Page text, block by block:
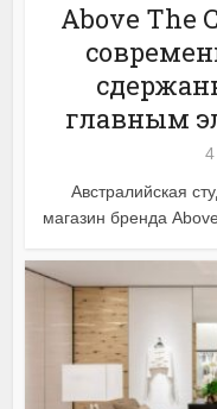
Above The
главным
Австралийская
магазин бренда